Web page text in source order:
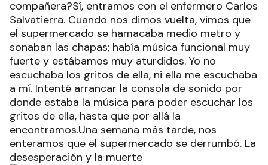
compañera?Sí, entramos con el enfermero Carlos
Salvatierra. Cuando nos dimos vuelta, vimos que
el supermercado se hamacaba medio metro y
sonaban las chapas; había música funcional muy
fuerte y estábamos muy aturdidos. Yo no
escuchaba los gritos de ella, ni ella me escuchaba
a mí. Intenté arrancar la consola de sonido por
donde estaba la música para poder escuchar los
gritos de ella, hasta que por allá la
encontramos.Una semana más tarde, nos
enteramos que el supermercado se derrumbó. La
desesperación y la muerte